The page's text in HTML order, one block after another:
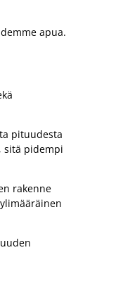
apua.
pituudesta
sitä pidempi
rakenne